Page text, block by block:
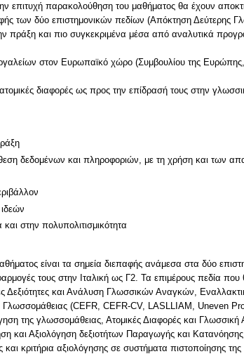
επιτυχή παρακολούθηση του μαθήματος θα έχουν
των δύο επιστημονικών πεδίων (Απόκτηση Δεύτερης
πράξη και πιο συγκεκριμένα μέσα από αναλυτικά
στον Ευρωπαϊκό χώρο (Συμβουλίου της
διαφορές ως προς την επίδρασή τους στην
δεδομένων και πληροφοριών, με τη χρήση και των
στην πολυπολιτισμικότητα
είναι τα σημεία διεπαφής ανάμεσα στα δύο
τους στην Ιταλική ως Γ2. Τα επιμέρους πεδία
και Ανάλυση Γλωσσικών Αναγκών,
Γλωσσομάθειας (CEFR, CEFR-CV, LASLLIAM, Uneven
της γλωσσομάθειας, Ατομικές Διαφορές και
και Αξιολόγηση δεξιοτήτων Παραγωγής και
και κριτήρια αξιολόγησης σε συστήματα πιστοποίησης